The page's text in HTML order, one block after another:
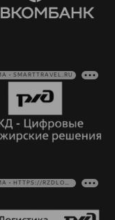
• SMARTTRAVEL.RU
РЕКЛАМА • HTTPS://RZDLOG.RU/